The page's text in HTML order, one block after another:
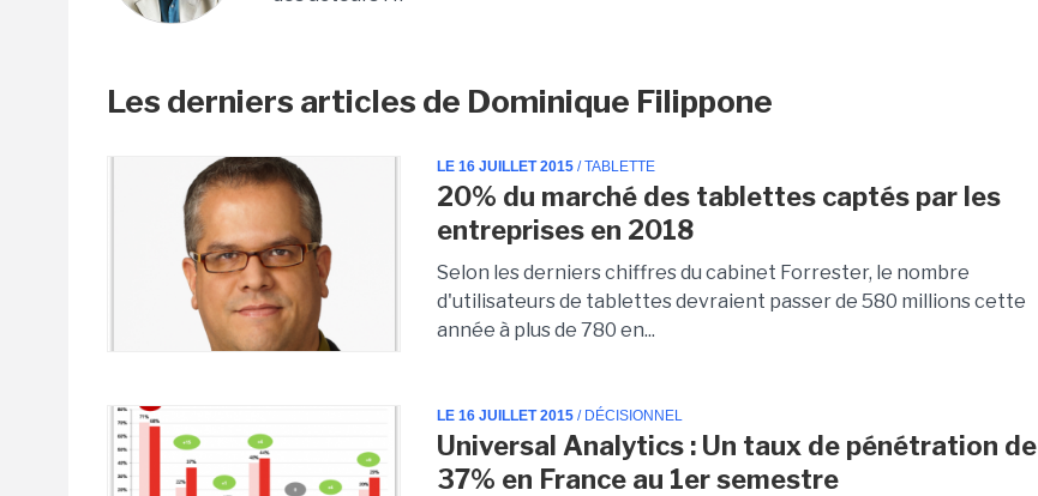
Les derniers articles de Dominique Filippone
LE 16 JUILLET 2015 / TABLETTE
20% du marché des tablettes captés par les
entreprises en 2018
Selon les derniers chiffres du cabinet Forrester, le nombre
d'utilisateurs de tablettes devraient passer de 580 millions cette
année à plus de 780 en...
LE 16 JUILLET 2015 / DÉCISIONNEL
Universal Analytics : Un taux de pénétration de
37% en France au 1er semestre